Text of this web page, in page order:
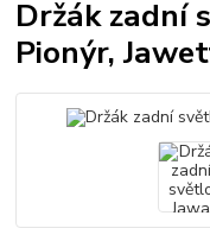
Držák zadní
Pionýr,